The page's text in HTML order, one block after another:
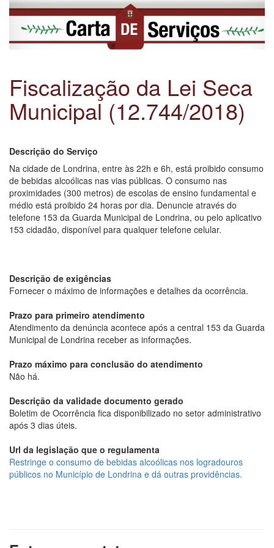
Fiscalização da Lei Seca
Municipal (12.744/2018)
Descrição do Serviço
Na cidade de Londrina, entre às 22h e 6h, está proibido consumo
de bebidas alcoólicas nas vias públicas. O consumo nas
proximidades (300 metros) de escolas de ensino fundamental e
médio está proibido 24 horas por dia. Denuncie através do
telefone 153 da Guarda Municipal de Londrina, ou pelo aplicativo
153 cidadão, disponível para qualquer telefone celular.
Descrição de exigências
Fornecer o máximo de informações e detalhes da ocorrência.
Prazo para primeiro atendimento
Atendimento da denúncia acontece após a central 153 da Guarda
Municipal de Londrina receber as informações.
Prazo máximo para conclusão do atendimento
Não há.
Descrição da validade documento gerado
Boletim de Ocorrência fica disponibilizado no setor administrativo
após 3 dias úteis.
Url da legislação que o regulamenta
Restringe o consumo de bebidas alcoólicas nos logradouros
públicos no Município de Londrina e dá outras providências.